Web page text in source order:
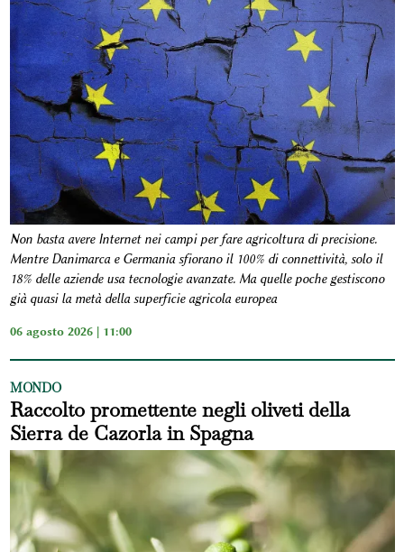
Non basta avere Internet nei campi per fare agricoltura di precisione.
Mentre Danimarca e Germania sfiorano il 100% di connettività, solo il
18% delle aziende usa tecnologie avanzate. Ma quelle poche gestiscono
già quasi la metà della superficie agricola europea
06 agosto 2026 | 11:00
MONDO
Raccolto promettente negli oliveti della
Sierra de Cazorla in Spagna